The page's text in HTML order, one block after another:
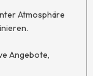
Atmosphäre
Angebote,